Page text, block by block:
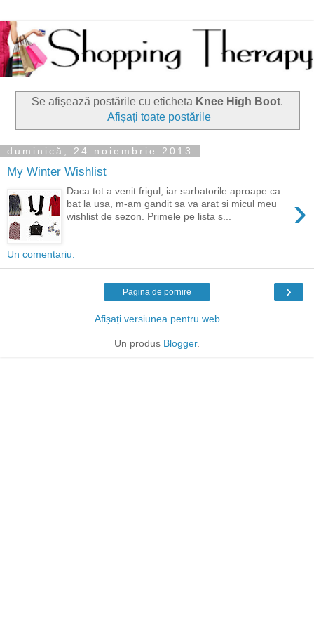
Se afișează postările cu eticheta Knee High Boot.
Afișați toate postările
duminică, 24 noiembrie 2013
My Winter Wishlist
›
Daca tot a venit frigul, iar sarbatorile aproape ca
bat la usa, m-am gandit sa va arat si micul meu
wishlist de sezon. Primele pe lista s...
Un comentariu:
›
Pagina de pornire
Afișați versiunea pentru web
Un produs Blogger.